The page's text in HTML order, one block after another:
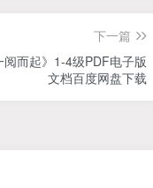
下一篇
而起》1-4级PDF电子版
文档百度网盘下载